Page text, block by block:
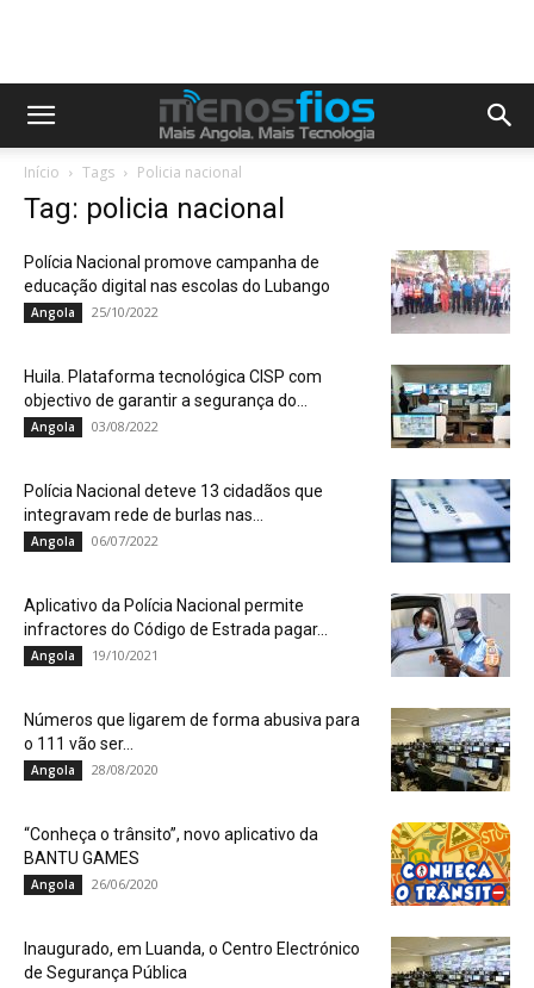
Início Tags Policia nacional
Tag: policia nacional
Polícia Nacional promove campanha de
educação digital nas escolas do Lubango
Angola 25/10/2022
Huila. Plataforma tecnológica CISP com
objectivo de garantir a segurança do...
Angola 03/08/2022
Polícia Nacional deteve 13 cidadãos que
integravam rede de burlas nas...
Angola 06/07/2022
Aplicativo da Polícia Nacional permite
infractores do Código de Estrada pagar...
Angola 19/10/2021
Números que ligarem de forma abusiva para
o 111 vão ser...
Angola 28/08/2020
“Conheça o trânsito”, novo aplicativo da
BANTU GAMES
Angola 26/06/2020
Inaugurado, em Luanda, o Centro Electrónico
de Segurança Pública